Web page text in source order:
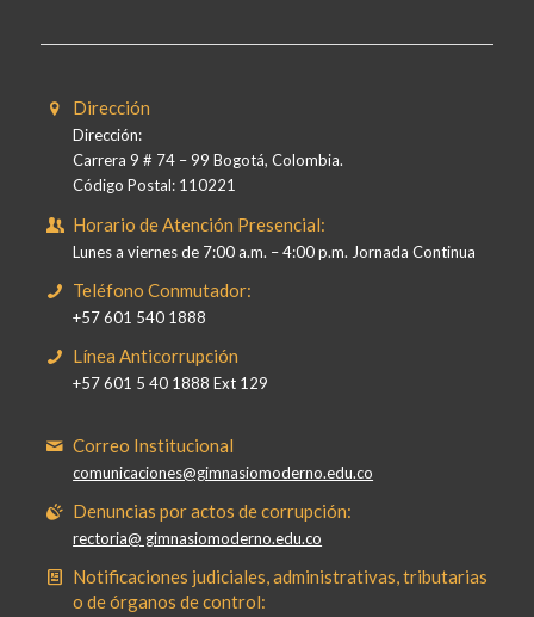
Dirección
Dirección:
Carrera 9 # 74 – 99 Bogotá, Colombia.
Código Postal: 110221
Horario de Atención Presencial:
Lunes a viernes de 7:00 a.m. – 4:00 p.m. Jornada Continua
Teléfono Conmutador:
+57 601 540 1888
Línea Anticorrupción
+57 601 5 40 1888 Ext 129
Correo Institucional
comunicaciones@gimnasiomoderno.edu.co
Denuncias por actos de corrupción:
rectoria@ gimnasiomoderno.edu.co
Notificaciones judiciales, administrativas, tributarias
o de órganos de control: